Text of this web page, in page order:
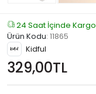
24 Saat İçinde Kargo
Ürün Kodu: 11865
Kidful
329,00TL